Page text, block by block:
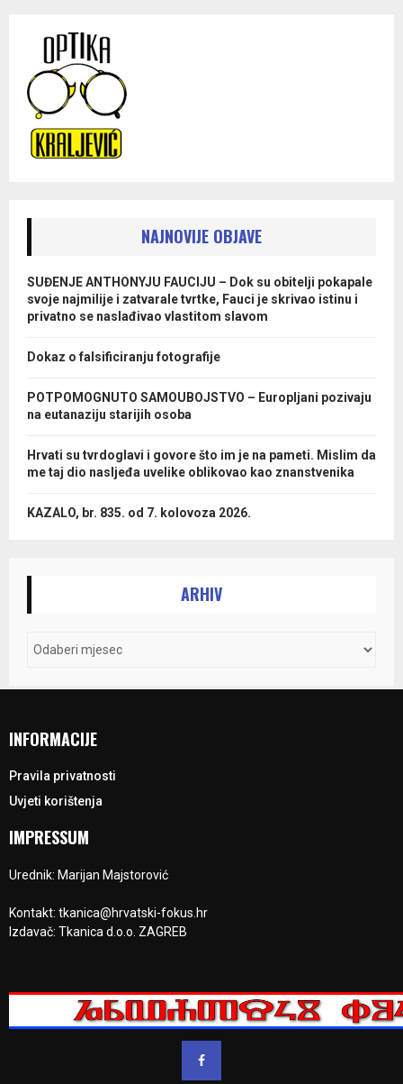
NAJNOVIJE OBJAVE
SUĐENJE ANTHONYJU FAUCIJU – Dok su obitelji pokapale
svoje najmilije i zatvarale tvrtke, Fauci je skrivao istinu i
privatno se naslađivao vlastitom slavom
Dokaz o falsificiranju fotografije
POTPOMOGNUTO SAMOUBOJSTVO – Europljani pozivaju
na eutanaziju starijih osoba
Hrvati su tvrdoglavi i govore što im je na pameti. Mislim da
me taj dio nasljeđa uvelike oblikovao kao znanstvenika
KAZALO, br. 835. od 7. kolovoza 2026.
ARHIV
INFORMACIJE
Pravila privatnosti
Uvjeti korištenja
IMPRESSUM
Urednik: Marijan Majstorović
Kontakt: tkanica@hrvatski-fokus.hr
Izdavač: Tkanica d.o.o. ZAGREB